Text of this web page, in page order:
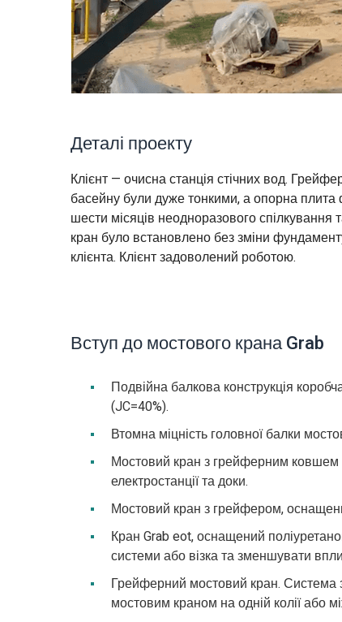
Деталі проекту
Клієнт — очисна станція стічних вод.
басейну були дуже тонкими, а опорна
шести місяців неодноразового
кран було встановлено без зміни
клієнта. Клієнт задоволений роботою.
Вступ до мостового крана Grab
Подвійна балкова конструкція
(JC=40%).
Втомна міцність головної балки
Мостовий кран з грейферним ковшем
електростанції та доки.
Мостовий кран з грейфером,
Кран Grab eot, оснащений
системи або візка та зменшувати
Грейферний мостовий кран. Система
мостовим краном на одній колії або